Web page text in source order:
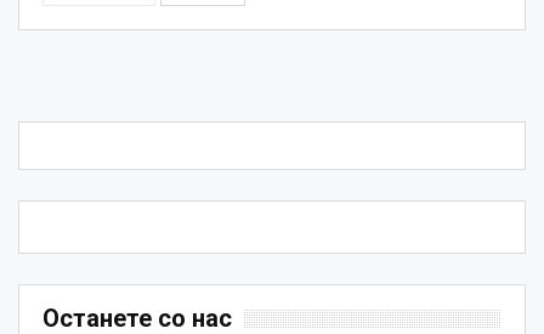
Останете со нас